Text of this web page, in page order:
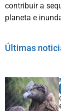
contribuir a
planeta e
Últimas